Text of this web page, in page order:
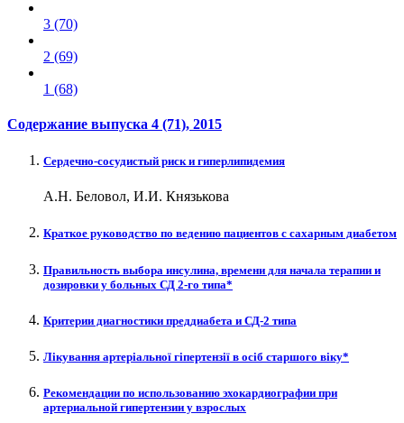
3 (70)
2 (69)
1 (68)
Содержание выпуска 4 (71), 2015
Сердечно-сосудистый риск и гиперлипидемия
А.Н. Беловол, И.И. Князькова
Краткое руководство по ведению пациентов с сахарным диабетом
Правильность выбора инсулина, времени для начала терапии и
дозировки у больных СД 2-го типа*
Критерии диагностики преддиабета и СД-2 типа
Лікування артеріальної гіпертензії в осіб старшого віку*
Рекомендации по использованию эхокардиографии при
артериальной гипертензии у взрослых